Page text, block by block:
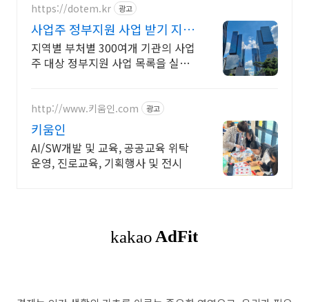
https://dotem.kr 광고
사업주 정부지원 사업 받기 지금
신청
지역별 부처별 300여개 기관의 사업
주 대상 정부지원 사업 목록을 실시
http://www.키움인.com 광고
키움인
AI/SW개발 및 교육, 공공교육 위탁
운영, 진로교육, 기획행사 및 전시